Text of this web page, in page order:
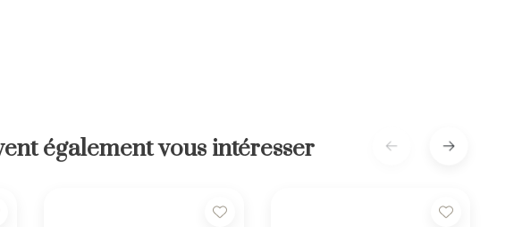
également vous intéresser